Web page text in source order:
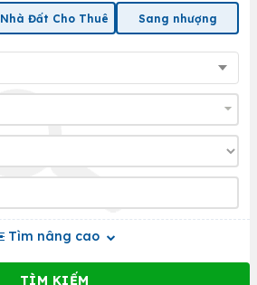
Nhà Đất Cho Thuê Sang nhượng
Tìm nâng cao